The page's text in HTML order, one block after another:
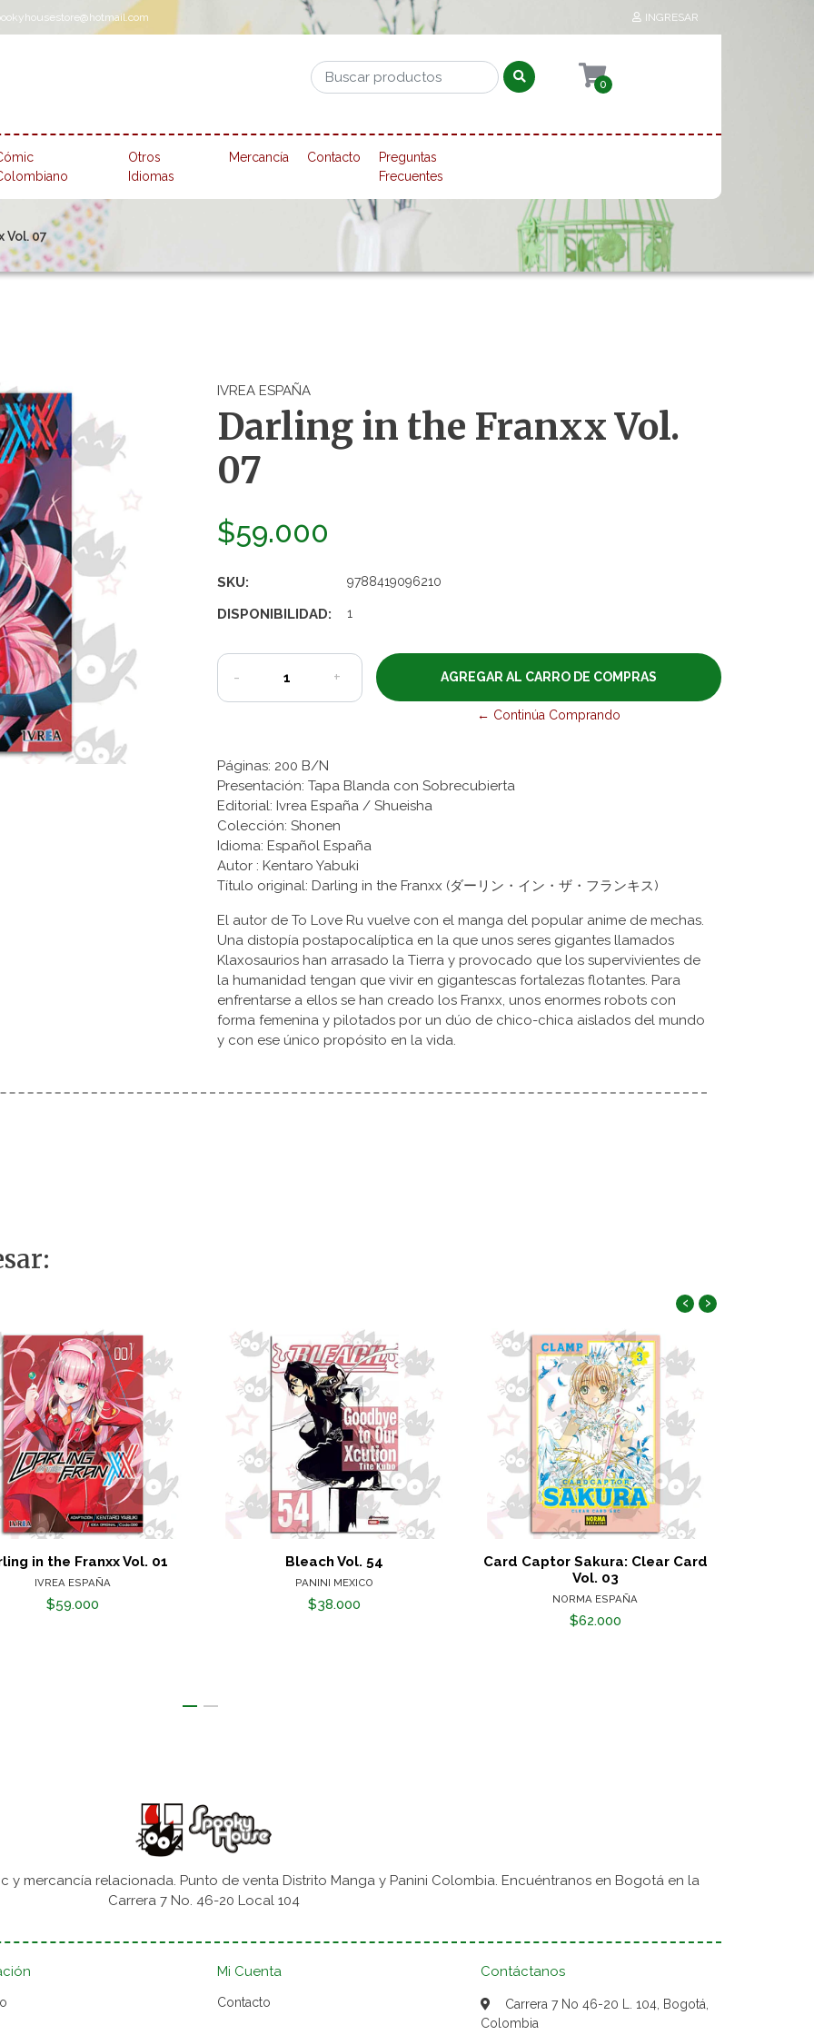
INGRESAR
0
Otros
Idiomas
Mercancía Contacto
Preguntas
Frecuentes
Vol. 07
IVREA ESPAÑA
Darling in the Franxx Vol.
07
$59.000
SKU: 9788419096210
DISPONIBILIDAD: 1
- +
← Continúa Comprando
Páginas: 200 B/N
Presentación: Tapa Blanda con Sobrecubierta
Editorial: Ivrea España / Shueisha
Colección: Shonen
Idioma: Español España
Autor : Kentaro Yabuki
Título original: Darling in the Franxx (ダーリン・イン・ザ・フランキス)
El autor de To Love Ru vuelve con el manga del popular anime de mechas.
Una distopía postapocalíptica en la que unos seres gigantes llamados
Klaxosaurios han arrasado la Tierra y provocado que los supervivientes de
la humanidad tengan que vivir en gigantescas fortalezas flotantes. Para
enfrentarse a ellos se han creado los Franxx, unos enormes robots con
forma femenina y pilotados por un dúo de chico-chica aislados del mundo
y con ese único propósito en la vida.
in the Franxx Vol. 01
IVREA ESPAÑA
$59.000
Bleach Vol. 54
PANINI MEXICO
$38.000
Card Captor Sakura: Clear Card
Vol. 03
NORMA ESPAÑA
$62.000
‹ ›
y mercancía relacionada. Punto de venta Distrito Manga y Panini Colombia. Encuéntranos en Bogotá en la
Carrera 7 No. 46-20 Local 104
Mi Cuenta
Contacto
Contáctanos
Carrera 7 No 46-20 L. 104, Bogotá,
Colombia